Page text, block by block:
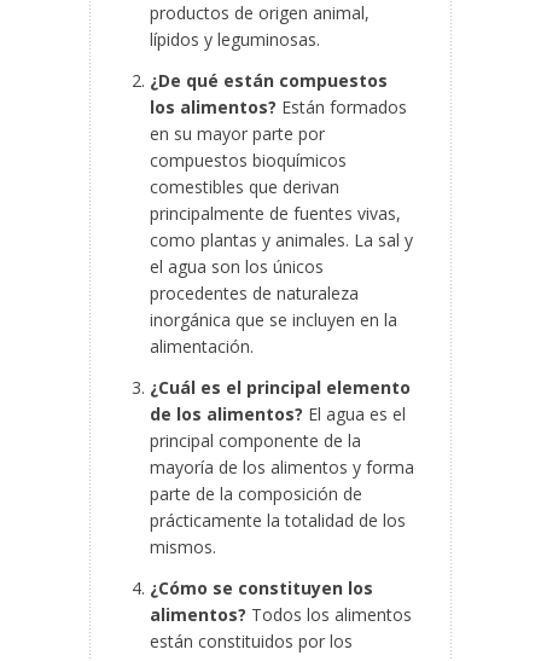
productos de origen animal,
lípidos y leguminosas.
¿De qué están compuestos
los alimentos? Están formados
en su mayor parte por
compuestos bioquímicos
comestibles que derivan
principalmente de fuentes vivas,
como plantas y animales. La sal y
el agua son los únicos
procedentes de naturaleza
inorgánica que se incluyen en la
alimentación.
¿Cuál es el principal elemento
de los alimentos? El agua es el
principal componente de la
mayoría de los alimentos y forma
parte de la composición de
prácticamente la totalidad de los
mismos.
¿Cómo se constituyen los
alimentos? Todos los alimentos
están constituidos por los